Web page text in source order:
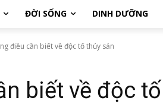
ĐỜI SỐNG DINH DƯỠNG
điều cần biết về độc tố thủy sản
biết về độc